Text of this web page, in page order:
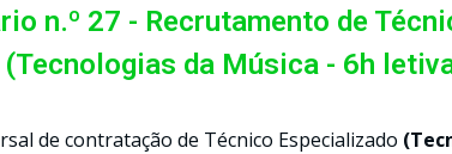
n.º 27 - Recrutamento de
(Tecnologias da Música - 6h
de contratação de Técnico Especializado